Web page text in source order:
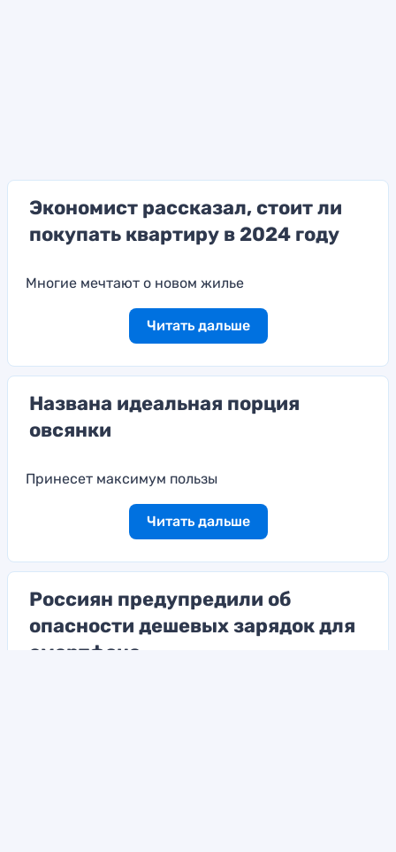
Экономист рассказал, стоит ли
покупать квартиру в 2024 году
Многие мечтают о новом жилье
Читать дальше
Названа идеальная порция
овсянки
Принесет максимум пользы
Читать дальше
Россиян предупредили об
опасности дешевых зарядок для
смартфона